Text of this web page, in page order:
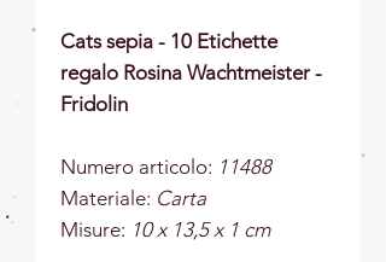
Cats sepia - 10 Etichette
regalo Rosina Wachtmeister -
Fridolin
Numero articolo: 11488
Materiale: Carta
Misure: 10 x 13,5 x 1 cm